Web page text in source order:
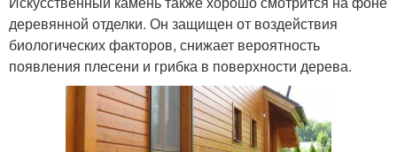
деревянной отделки. Он защищен от воздействия
биологических факторов, снижает вероятность
появления плесени и грибка в поверхности дерева.